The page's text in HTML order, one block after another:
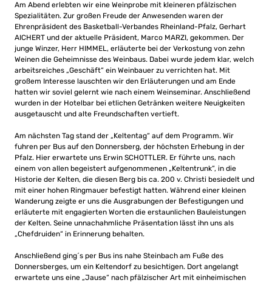
Am Abend erlebten wir eine Weinprobe mit kleineren pfälzischen
Spezialitäten. Zur großen Freude der Anwesenden waren der
Ehrenpräsident des Basketball-Verbandes Rheinland-Pfalz, Gerhart
AICHERT und der aktuelle Präsident, Marco MARZI, gekommen. Der
junge Winzer, Herr HIMMEL, erläuterte bei der Verkostung von zehn
Weinen die Geheimnisse des Weinbaus. Dabei wurde jedem klar, welch
arbeitsreiches „Geschäft“ ein Weinbauer zu verrichten hat. Mit
großem Interesse lauschten wir den Erläuterungen und am Ende
hatten wir soviel gelernt wie nach einem Weinseminar. Anschließend
wurden in der Hotelbar bei etlichen Getränken weitere Neuigkeiten
ausgetauscht und alte Freundschaften vertieft.
Am nächsten Tag stand der „Keltentag“ auf dem Programm. Wir
fuhren per Bus auf den Donnersberg, der höchsten Erhebung in der
Pfalz. Hier erwartete uns Erwin SCHOTTLER. Er führte uns, nach
einem von allen begeistert aufgenommenen „Keltentrunk“, in die
Historie der Kelten, die diesen Berg bis ca. 200 v. Christi besiedelt und
mit einer hohen Ringmauer befestigt hatten. Während einer kleinen
Wanderung zeigte er uns die Ausgrabungen der Befestigungen und
erläuterte mit engagierten Worten die erstaunlichen Bauleistungen
der Kelten. Seine unnachahmliche Präsentation lässt ihn uns als
„Chefdruiden“ in Erinnerung behalten.
Anschließend ging´s per Bus ins nahe Steinbach am Fuße des
Donnersberges, um ein Keltendorf zu besichtigen. Dort angelangt
erwartete uns eine „Jause“ nach pfälzischer Art mit einheimischen